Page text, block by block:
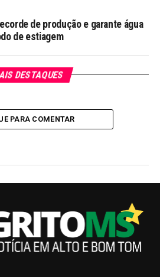
de produção e garante água
de estiagem
DESTAQUES
PARA COMENTAR